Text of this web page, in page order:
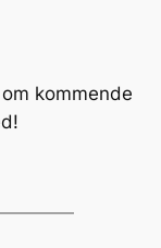
kommende